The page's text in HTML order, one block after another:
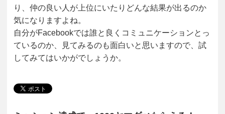
り、仲の良い人が上位にいたりどんな結果が出るのか
気になりますよね。
自分がFacebookでは誰と良くコミュニケーションとっ
ているのか、見てみるのも面白いと思いますので、試
してみてはいかがでしょうか。